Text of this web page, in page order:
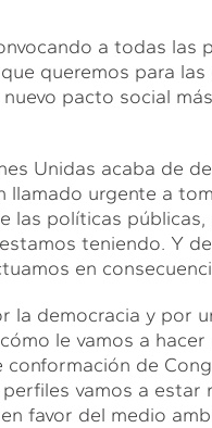
a todas las
queremos para
pacto social
Unidas acaba de
llamado urgente a
las políticas
teniendo. Y
en
la democracia y por
le vamos a
de
perfiles vamos a
favor del medio